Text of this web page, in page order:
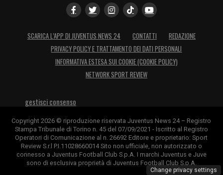
SCARICA L’APP DI JUVENTUS NEWS 24 CONTATTI
REDAZIONE
PRIVACY POLICY E TRATTAMENTO DEI DATI PERSONALI
INFORMATIVA ESTESA SUI COOKIE (COOKIE POLICY)
NETWORK SPORT REVIEW
gestisci consenso
Copyright 2026 © riproduzione riservata Juventus News 24 – Registro
Stampa Tribunale di Torino n. 45 del 07/09/2021 - Iscritto al Registro
Operatori di Comunicazione al n. 26692 Editore e proprietario: Sport
Review S.r.l P.I.11028660014 Sito non ufficiale, non autorizzato o
connesso a Juventus Football Club S.p.A. I marchi Juventus e Juve
sono di esclusiva proprietà di Juventus Football Club S.p.A.
Change privacy settings